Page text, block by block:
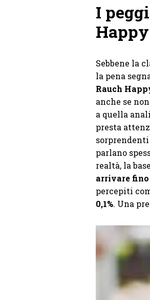
I
Sebbene la
la pena
Rauch
anche se
a quella
presta
parlano
realtà, la
arrivare fino
percepiti
0,1%. Una